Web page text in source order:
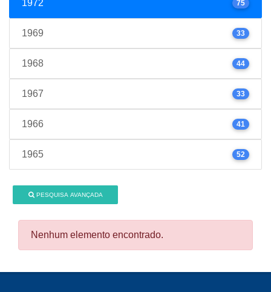
1972 75
1969 33
1968 44
1967 33
1966 41
1965 52
PESQUISA AVANÇADA
Nenhum elemento encontrado.